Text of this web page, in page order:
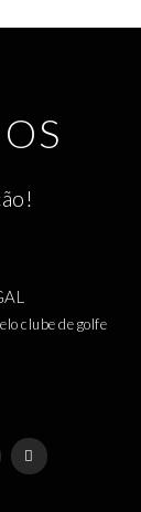
clube de golfe